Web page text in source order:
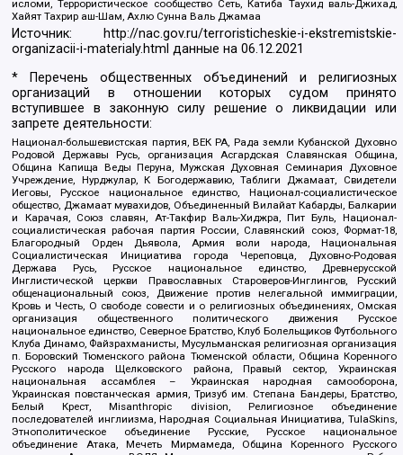
исломи, Террористическое сообщество Сеть, Катиба Таухид валь-Джихад,
Хайят Тахрир аш-Шам, Ахлю Сунна Валь Джамаа
Источник:
http://nac.gov.ru/terroristicheskie-i-ekstremistskie-
organizacii-i-materialy.html данные на06.12.2021
* Перечень общественных объединений и религиозных
организаций в отношении которых судом принято
вступившее в законную силу решение о ликвидации или
запрете деятельности:
Национал-большевистская партия, ВЕК РА, Рада земли Кубанской Духовно
Родовой Державы Русь, организация Асгардская Славянская Община,
Община Капища Веды Перуна, Мужская Духовная Семинария Духовное
Учреждение, Нурджулар, К Богодержавию, Таблиги Джамаат, Свидетели
Иеговы, Русское национальное единство, Национал-социалистическое
общество, Джамаат мувахидов, Объединенный Вилайат Кабарды, Балкарии
и Карачая, Союз славян, Ат-Такфир Валь-Хиджра, Пит Буль, Национал-
социалистическая рабочая партия России, Славянский союз, Формат-18,
Благородный Орден Дьявола, Армия воли народа, Национальная
Социалистическая Инициатива города Череповца, Духовно-Родовая
Держава Русь, Русское национальное единство, Древнерусской
Инглистической церкви Православных Староверов-Инглингов, Русский
общенациональный союз, Движение против нелегальной иммиграции,
Кровь и Честь, О свободе совести и о религиозных объединениях, Омская
организация общественного политического движения Русское
национальное единство, Северное Братство, Клуб Болельщиков Футбольного
Клуба Динамо, Файзрахманисты, Мусульманская религиозная организация
п. Боровский Тюменского района Тюменской области, Община Коренного
Русского народа Щелковского района, Правый сектор, Украинская
национальная ассамблея – Украинская народная самооборона,
Украинская повстанческая армия, Тризуб им. Степана Бандеры, Братство,
Белый Крест, Misanthropic division, Религиозное объединение
последователей инглиизма, Народная Социальная Инициатива, TulaSkins,
Этнополитическое объединение Русские, Русское национальное
объединение Атака, Мечеть Мирмамеда, Община Коренного Русского